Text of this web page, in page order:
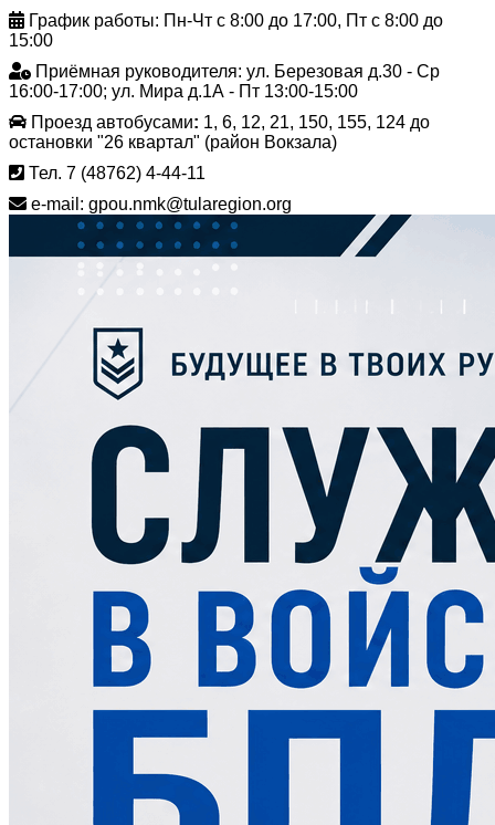
График работы: Пн-Чт с 8:00 до 17:00, Пт с 8:00 до
15:00
Приёмная руководителя: ул. Березовая д.30 - Ср
16:00-17:00; ул. Мира д.1А - Пт 13:00-15:00
Проезд автобусами: 1, 6, 12, 21, 150, 155, 124 до
остановки "26 квартал" (район Вокзала)
Тел. 7 (48762) 4-44-11
e-mail: gpou.nmk@tularegion.org